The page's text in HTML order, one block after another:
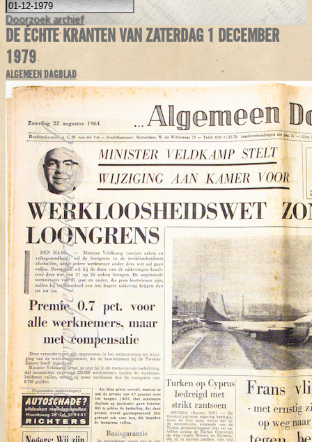
Doorzoek archief
DE ÉCHTE KRANTEN VAN ZATERDAG 1 DECEMBER
1979
ALGEMEEN DAGBLAD